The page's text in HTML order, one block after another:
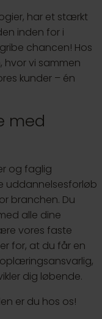
har et stærkt
inden for i
chancen! Hos
vi sammen
kunder – én
med
og faglig
uddannelsesforløb
branchen. Du
alle dine
vores faste
for, at du får en
dig løbende.
er du hos os!